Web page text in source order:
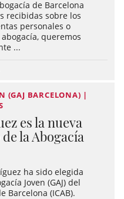
de Barcelona
recibidas sobre los
personales o
queremos
...
(GAJ BARCELONA) |
es la nueva
la Abogacía
ha sido elegida
Joven (GAJ) del
Barcelona (ICAB).